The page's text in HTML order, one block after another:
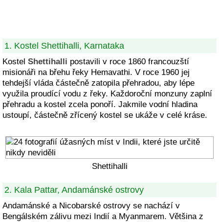
1. Kostel Shettihalli, Karnataka
Kostel Shettihalli postavili v roce 1860 francouzští
misionáři na břehu řeky Hemavathi. V roce 1960 jej
tehdejší vláda částečně zatopila přehradou, aby lépe
využila proudící vodu z řeky. Každoroční monzuny zaplní
přehradu a kostel zcela ponoří. Jakmile vodní hladina
ustoupí, částečně zřícený kostel se ukáže v celé kráse.
Shettihalli
2. Kala Pattar, Andamánské ostrovy
Andamánské a Nicobarské ostrovy se nachází v
Bengálském zálivu mezi Indií a Myanmarem. Většina z